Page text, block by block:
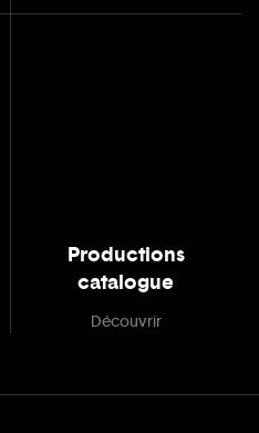
Productions
catalogue
Découvrir